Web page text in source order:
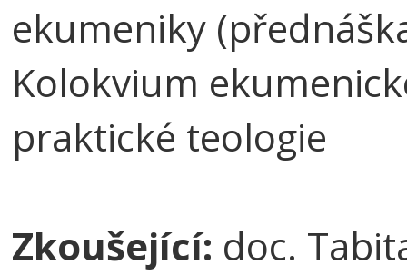
ekumeniky
Kolokvium
praktické teologie
Zkoušející: doc.